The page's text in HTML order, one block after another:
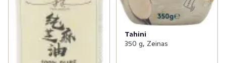
Tahini
350 g, Zeinas